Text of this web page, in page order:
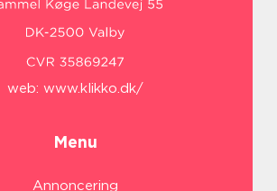
web: www.klikko.dk/
Menu
Annoncering